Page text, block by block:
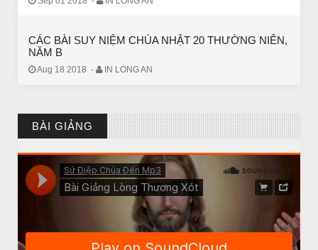
CÁC BÀI SUY NIỆM CHÚA NHẬT 20 THƯỜNG NIÊN,
NĂM B
Aug 18 2018 - IN LONG AN
BÀI GIẢNG